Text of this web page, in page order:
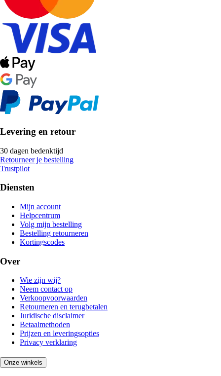
Levering en retour
30 dagen bedenktijd
Retourneer je bestelling
Trustpilot
Diensten
Mijn account
Helpcentrum
Volg mijn bestelling
Bestelling retourneren
Kortingscodes
Over
Wie zijn wij?
Neem contact op
Verkoopvoorwaarden
Retourneren en terugbetalen
Juridische disclaimer
Betaalmethoden
Prijzen en leveringsopties
Privacy verklaring
Onze winkels